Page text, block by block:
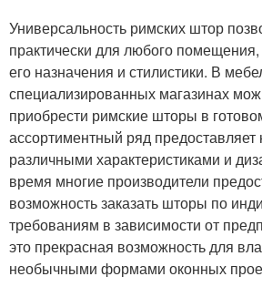
Универсальность римских штор
практически для любого
его назначения и стилистики. В
специализированных магазинах
приобрести римские шторы в
ассортиментный ряд
различными характеристиками и
время многие производители
возможность заказать шторы по
требованиям в зависимости от
это прекрасная возможность для
необычными формами оконных